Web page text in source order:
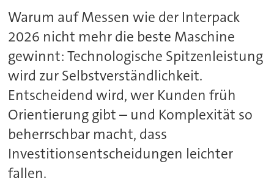
Warum auf Messen wie der Interpack
2026 nicht mehr die beste Maschine
gewinnt: Technologische Spitzenleistung
wird zur Selbstverständlichkeit.
Entscheidend wird, wer Kunden früh
Orientierung gibt – und Komplexität so
beherrschbar macht, dass
Investitionsentscheidungen leichter
fallen.